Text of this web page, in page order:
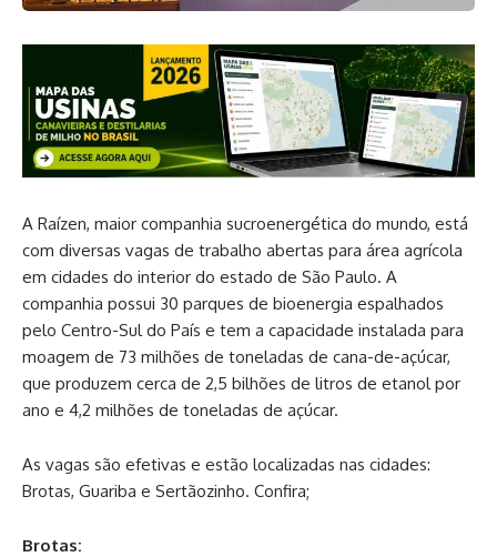
A Raízen, maior companhia sucroenergética do mundo, está
com diversas vagas de trabalho abertas para área agrícola
em cidades do interior do estado de São Paulo. A
companhia possui 30 parques de bioenergia espalhados
pelo Centro-Sul do País e tem a capacidade instalada para
moagem de 73 milhões de toneladas de cana-de-açúcar,
que produzem cerca de 2,5 bilhões de litros de etanol por
ano e 4,2 milhões de toneladas de açúcar.
As vagas são efetivas e estão localizadas nas cidades:
Brotas, Guariba e Sertãozinho. Confira;
Brotas: